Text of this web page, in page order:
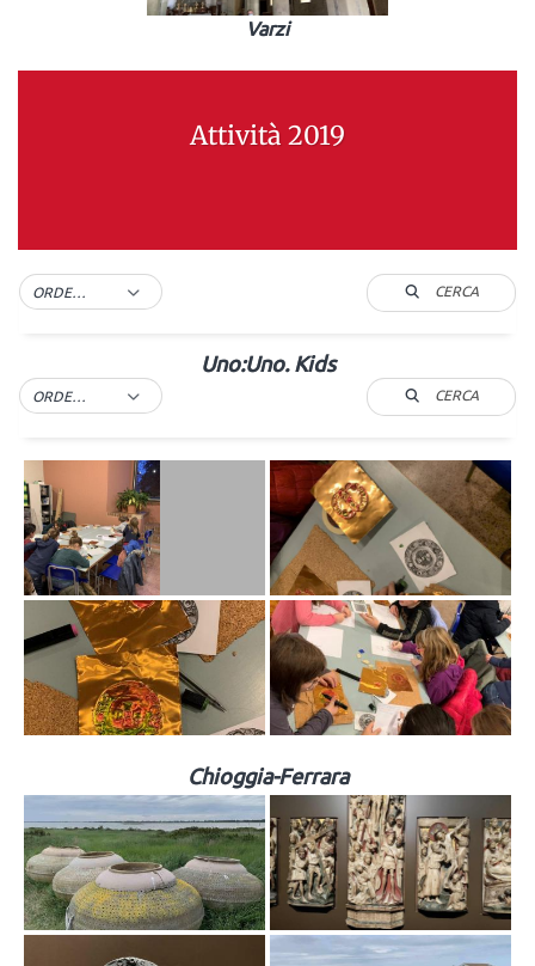
Varzi
Attività 2019
ORDER BY DEFAULT CERCA
Uno:Uno. Kids
ORDER BY DEFAULT CERCA
Chioggia-Ferrara